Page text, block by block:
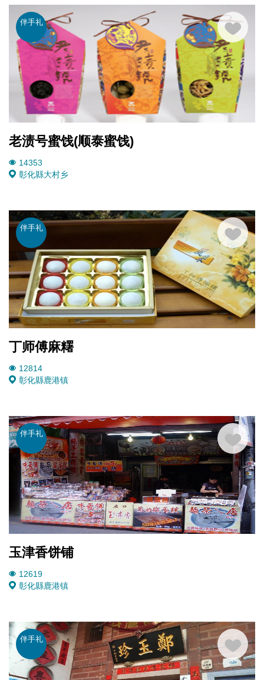
伴手礼
老渍号蜜饯(顺泰蜜饯)
14353
彰化縣大村乡
伴手礼
丁师傅麻糬
12814
彰化縣鹿港镇
伴手礼
玉津香饼铺
12619
彰化縣鹿港镇
伴手礼